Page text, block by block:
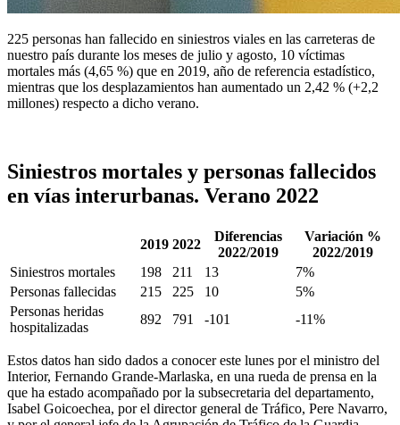
225 personas han fallecido en siniestros viales en las carreteras de
nuestro país durante los meses de julio y agosto, 10 víctimas
mortales más (4,65 %) que en 2019, año de referencia estadístico,
mientras que los desplazamientos han aumentado un 2,42 % (+2,2
millones) respecto a dicho verano.
Siniestros mortales y personas fallecidos
en vías interurbanas. Verano 2022
2019 2022
Diferencias
2022/2019
Variación %
2022/2019
Siniestros mortales
198 211 13
7%
Personas fallecidas
215 225 10
5%
Personas heridas
hospitalizadas
892 791 -101 -11%
Estos datos han sido dados a conocer este lunes por el ministro del
Interior, Fernando Grande-Marlaska, en una rueda de prensa en la
que ha estado acompañado por la subsecretaria del departamento,
Isabel Goicoechea, por el director general de Tráfico, Pere Navarro,